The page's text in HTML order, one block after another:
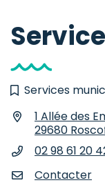
Services
INFOS UTILES
1 Allée des
29680
02 98 61 20
Contacter